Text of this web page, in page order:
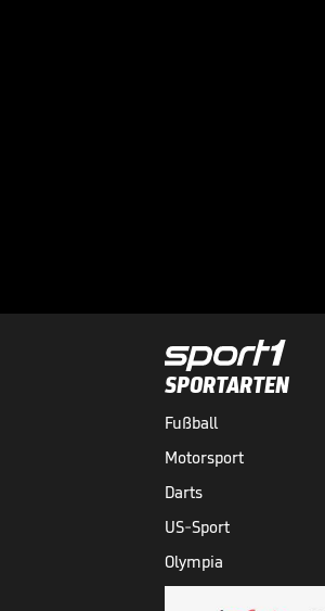
SPORTARTEN
Fußball
Motorsport
Darts
US-Sport
Olympia